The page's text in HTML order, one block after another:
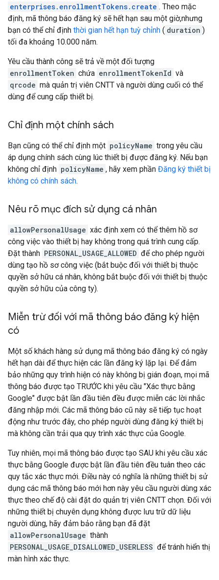
enterprises.enrollmentTokens.create . Theo mặc
định, mã thông báo đăng ký sẽ hết hạn sau một giờ,nhưng
bạn có thể chỉ định thời gian hết hạn tuỳ chỉnh ( duration )
tối đa khoảng 10.000 năm.
Yêu cầu thành công sẽ trả về một đối tượng
enrollmentToken chứa enrollmentTokenId và
qrcode mà quản trị viên CNTT và người dùng cuối có thể
dùng để cung cấp thiết bị.
Chỉ định một chính sách
Bạn cũng có thể chỉ định một policyName trong yêu cầu
áp dụng chính sách cùng lúc thiết bị được đăng ký. Nếu bạn
không chỉ định policyName , hãy xem phần Đăng ký thiết bị
không có chính sách.
Nêu rõ mục đích sử dụng cá nhân
allowPersonalUsage xác định xem có thể thêm hồ sơ
công việc vào thiết bị hay không trong quá trình cung cấp.
Đặt thành PERSONAL_USAGE_ALLOWED để cho phép người
dùng tạo hồ sơ công việc (bắt buộc đối với thiết bị thuộc
quyền sở hữu cá nhân, không bắt buộc đối với thiết bị thuộc
quyền sở hữu của công ty).
Miễn trừ đối với mã thông báo đăng ký hiện
có
Một số khách hàng sử dụng mã thông báo đăng ký có ngày
hết hạn dài để thực hiện các lần đăng ký lặp lại. Để đảm
bảo những quy trình hiện có này không bị gián đoạn, mọi mã
thông báo được tạo TRƯỚC khi yêu cầu "Xác thực bằng
Google" được bật lần đầu tiên đều được miễn các lời nhắc
đăng nhập mới. Các mã thông báo cũ này sẽ tiếp tục hoạt
động như trước đây, cho phép người dùng đăng ký thiết bị
mà không cần trải qua quy trình xác thực của Google.
Tuy nhiên, mọi mã thông báo được tạo SAU khi yêu cầu xác
thực bằng Google được bật lần đầu tiên đều tuân theo các
quy tắc xác thực mới. Điều này có nghĩa là những thiết bị sử
dụng các mã thông báo mới hơn này yêu cầu người dùng xác
thực theo chế độ cài đặt do quản trị viên CNTT chọn. Đối với
những thiết bị chuyên dụng không được lưu trữ dữ liệu
người dùng, hãy đảm bảo rằng bạn đã đặt
allowPersonalUsage thành
PERSONAL_USAGE_DISALLOWED_USERLESS để tránh hiển thị
màn hình xác thực.